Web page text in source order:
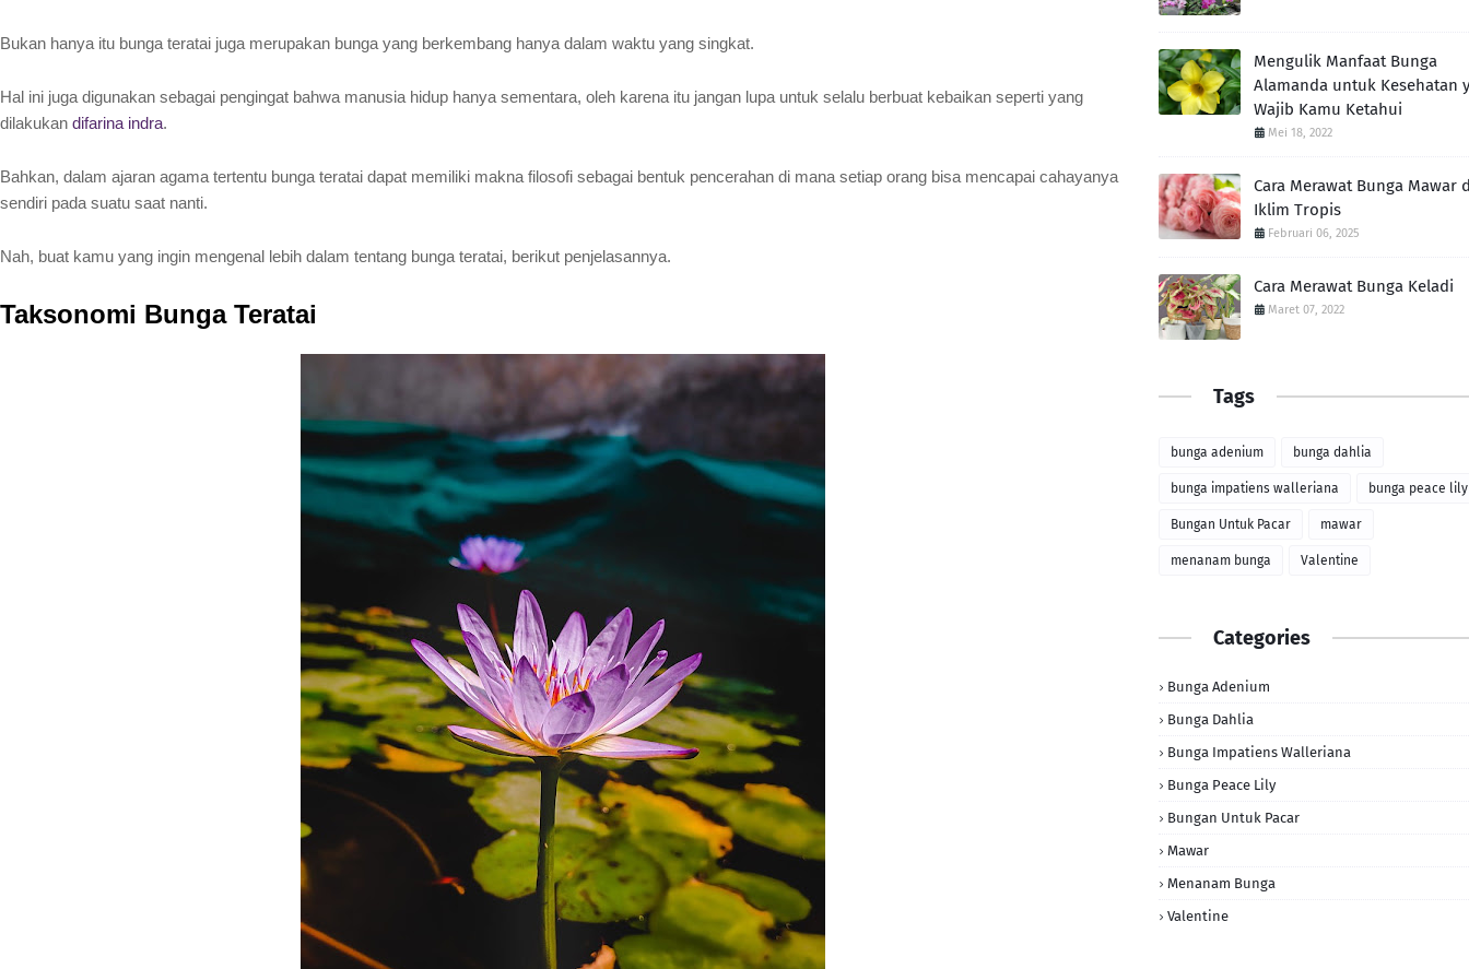
Bukan hanya itu bunga teratai juga merupakan bunga yang berkembang hanya dalam waktu yang singkat.
Hal ini juga digunakan sebagai pengingat bahwa manusia hidup hanya sementara, oleh karena itu jangan lupa untuk selalu berbuat kebaikan seperti yang
dilakukan difarina indra.
Bahkan, dalam ajaran agama tertentu bunga teratai dapat memiliki makna filosofi sebagai bentuk pencerahan di mana setiap orang bisa mencapai cahayanya
sendiri pada suatu saat nanti.
Nah, buat kamu yang ingin mengenal lebih dalam tentang bunga teratai, berikut penjelasannya.
Taksonomi Bunga Teratai
Mengulik Manfaat Bunga
Alamanda untuk Kesehatan
Wajib Kamu Ketahui
Mei 18, 2022
Cara Merawat Bunga Mawar
Iklim Tropis
Februari 06, 2025
Cara Merawat Bunga Keladi
Maret 07, 2022
Tags
bunga adenium bunga dahlia
bunga impatiens walleriana bunga peace lily
Bungan Untuk Pacar mawar
menanam bunga Valentine
Categories
Bunga Adenium
Bunga Dahlia
Bunga Impatiens Walleriana
Bunga Peace Lily
Bungan Untuk Pacar
Mawar
Menanam Bunga
Valentine